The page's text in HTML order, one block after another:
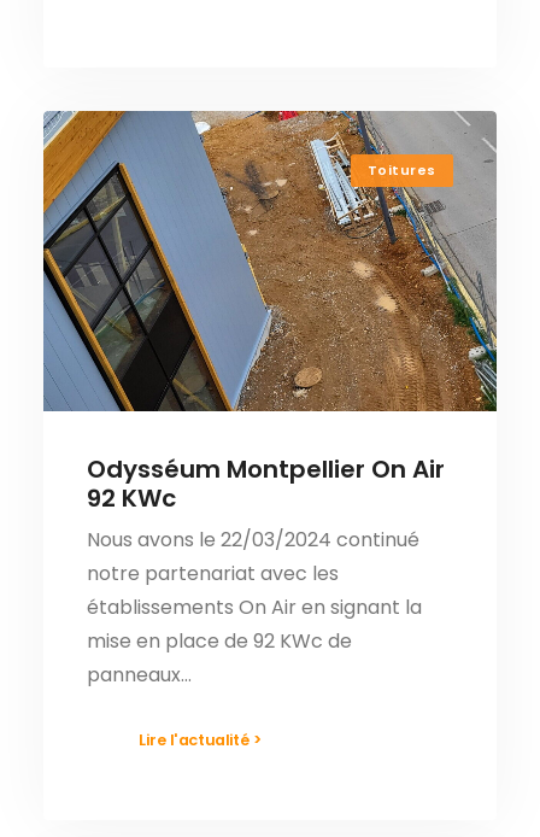
Toitures
Odysséum Montpellier On Air
92 KWc
Nous avons le 22/03/2024 continué
notre partenariat avec les
établissements On Air en signant la
mise en place de 92 KWc de
panneaux…
Lire l'actualité >